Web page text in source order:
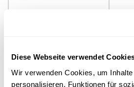
Diese Webseite verwendet
Wir verwenden Cookies, um
personalisieren, Funktionen für
Kolbenstangen-
Anbindung